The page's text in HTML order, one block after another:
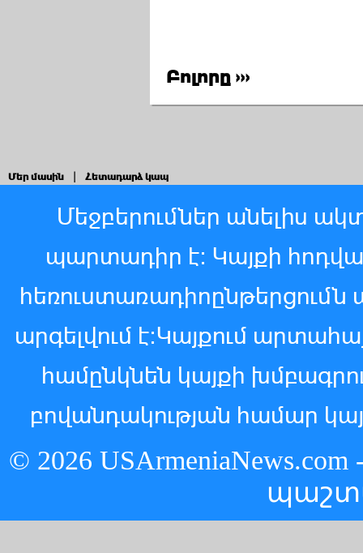
Բոլորը ›››
Մեր մասին Հետադարձ կապ
Մեջբերումներ անելիս
պարտադիր է: Կայքի
հեռուստառադիոընթերցումն
արգելվում է:Կայքում
համընկնեն կայքի
բովանդակության համար
© 2026